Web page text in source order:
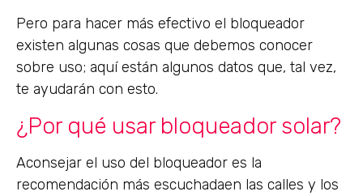
Pero para hacer más efectivo el bloqueador
existen algunas cosas que debemos conocer
sobre uso; aquí están algunos datos que, tal vez,
te ayudarán con esto.
¿Por qué usar bloqueador solar?
Aconsejar el uso del bloqueador es la
recomendación más escuchadaen las calles y los